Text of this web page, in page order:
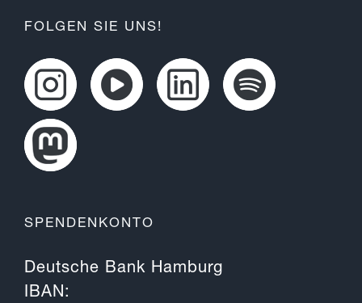
FOLGEN SIE UNS!
SPENDENKONTO
Deutsche Bank Hamburg
IBAN: